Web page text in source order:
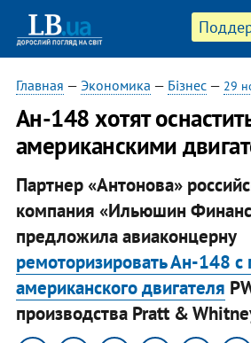
Главная — Экономика — Бізнес— 29
​Ан-148 хотят
американскими
Партнер «Антонова»
компания «Ильюшин
предложила авиаконцерну
ремоторизировать Ан-148
американского двигателя
производства Pratt &